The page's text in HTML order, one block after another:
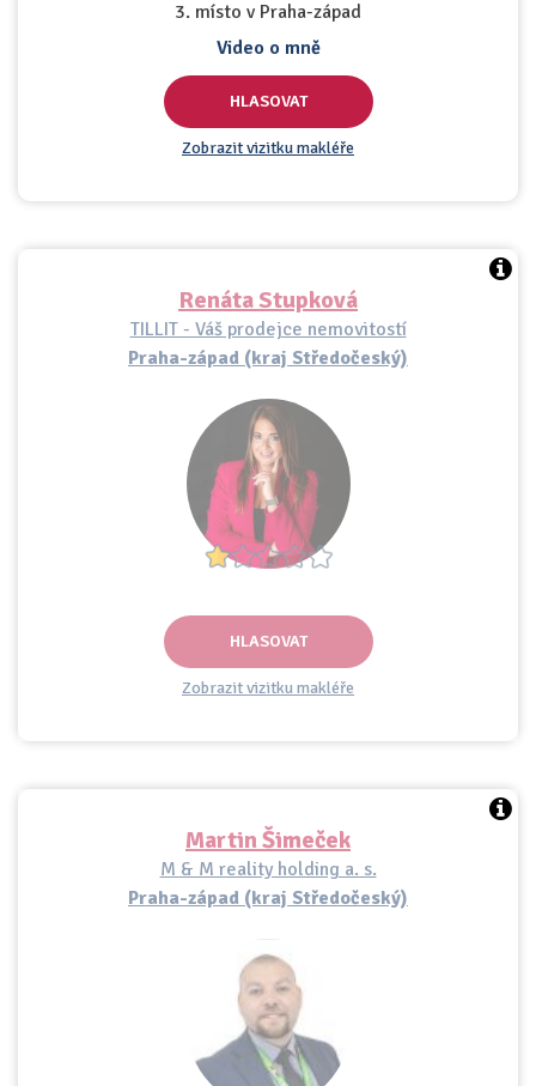
3. místo v Praha-západ
Video o mně
HLASOVAT
Zobrazit vizitku makléře
Renáta Stupková
TILLIT - Váš prodejce nemovitostí
Praha-západ (kraj Středočeský)
HLASOVAT
Zobrazit vizitku makléře
Martin Šimeček
M & M reality holding a. s.
Praha-západ (kraj Středočeský)